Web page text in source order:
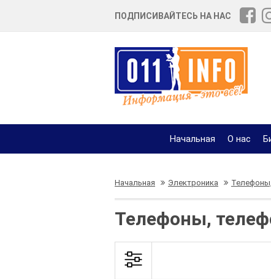
ПОДПИСИВАЙТЕСЬ НА НАС
Начальная О нас
Начальная Электроника
Телефоны,